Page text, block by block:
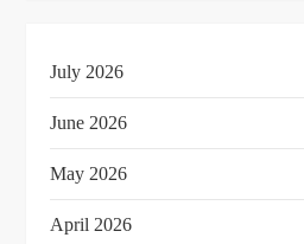
July 2026
June 2026
May 2026
April 2026